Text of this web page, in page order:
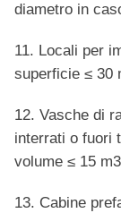
diametro in
11. Locali per
superficie ≤ 30
12. Vasche di
interrati o fuori
volume ≤ 15
13. Cabine